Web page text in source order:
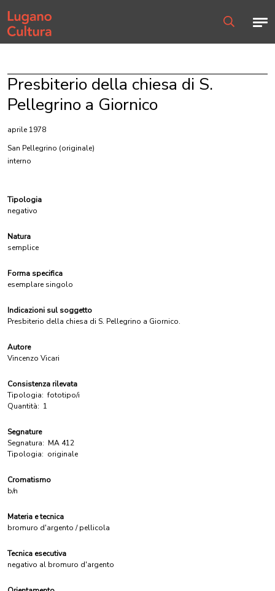
Home page
Presbiterio della chiesa di S.
Pellegrino a Giornico
aprile 1978
San Pellegrino (originale)
interno
Tipologia
negativo
Natura
semplice
Forma specifica
esemplare singolo
Indicazioni sul soggetto
Presbiterio della chiesa di S. Pellegrino a Giornico.
Autore
Vincenzo Vicari
Consistenza rilevata
Tipologia: fototipo/i
Quantità: 1
Segnature
Segnatura: MA 412
Tipologia: originale
Cromatismo
b/n
Materia e tecnica
bromuro d'argento / pellicola
Tecnica esecutiva
negativo al bromuro d'argento